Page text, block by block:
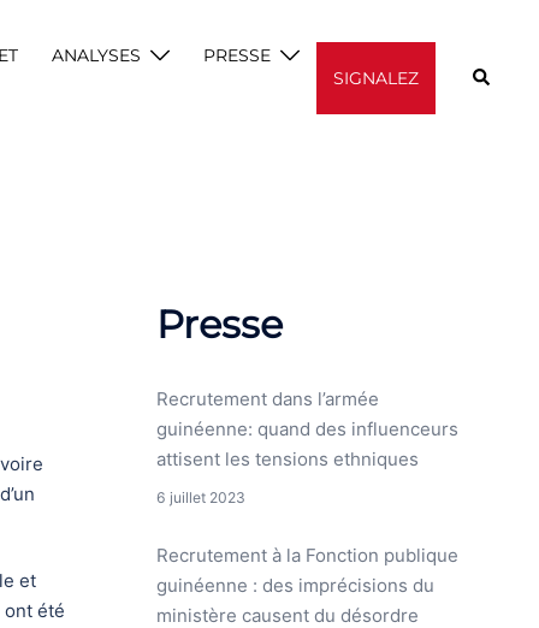
ANALYSES
PRESSE
SIGNALEZ
et
ont été
Presse
Recrutement dans l’armée
guinéenne: quand des influenceurs
attisent les tensions ethniques
6 juillet 2023
Recrutement à la Fonction publique
guinéenne : des imprécisions du
ministère causent du désordre